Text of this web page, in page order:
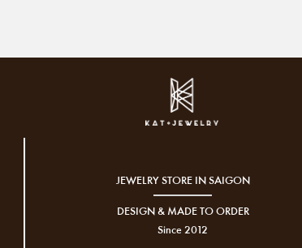
JEWELRY STORE IN SAIGON
DESIGN & MADE TO ORDER
Since 2012